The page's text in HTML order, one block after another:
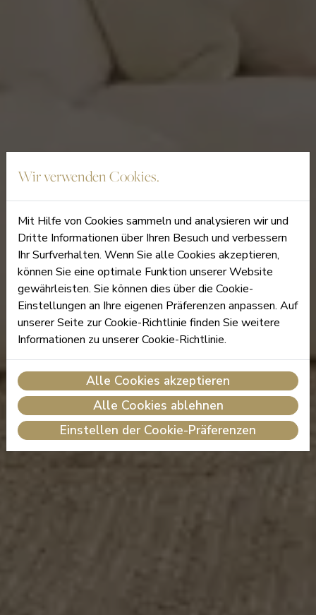
Wir verwenden Cookies.
Mit Hilfe von Cookies sammeln und analysieren wir und
Dritte Informationen über Ihren Besuch und verbessern
Ihr Surfverhalten. Wenn Sie alle Cookies akzeptieren,
können Sie eine optimale Funktion unserer Website
gewährleisten. Sie können dies über die Cookie-
Einstellungen an Ihre eigenen Präferenzen anpassen. Auf
unserer Seite zur Cookie-Richtlinie finden Sie weitere
Informationen zu unserer Cookie-Richtlinie.
Alle Cookies akzeptieren
Alle Cookies ablehnen
Einstellen der Cookie-Präferenzen